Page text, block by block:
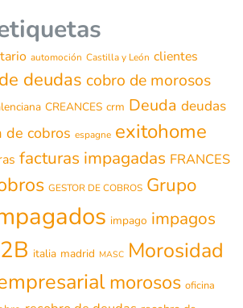
automoción Castilla y León clientes
deudas cobro de morosos
CREANCES crm Deuda deudas
de cobros espagne exitohome
facturas impagadas FRANCES
GESTOR DE COBROS Grupo
impago impagos
italia madrid MASC Morosidad
morosos oficina